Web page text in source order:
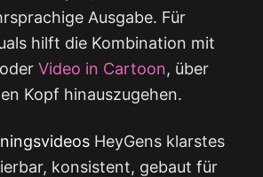
Ausgabe. Für
hilft die Kombination mit
oder Video in Cartoon, über
Kopf hinauszugehen.
HeyGens klarstes
konsistent, gebaut für